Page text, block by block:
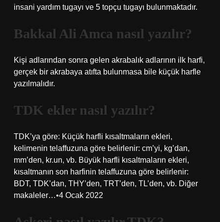
insani yardım tugayı ve 5 topçu tugayı bulunmaktadır.
Bakkal Ali Amca nasıl yazılır?
Kişi adlarından sonra gelen akrabalık adlarının ilk harfi,
gerçek bir akrabaya atıfta bulunmasa bile küçük harfle
yazılmalıdır.
TDK ekler nasıl yazılır?
TDK’ya göre: Küçük harfli kısaltmaların ekleri,
kelimenin telaffuzuna göre belirlenir: cm’yi, kg’dan,
mm’den, kr.un, vb. Büyük harfli kısaltmaların ekleri,
kısaltmanın son harfinin telaffuzuna göre belirlenir:
BDT, TDK’dan, THY’den, TRT’den, TL’den, vb. Diğer
makaleler…•4 Ocak 2022